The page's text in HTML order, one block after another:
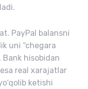
PayPal balansni
uni “chegara
Bank hisobidan
real xarajatlar
ketishi